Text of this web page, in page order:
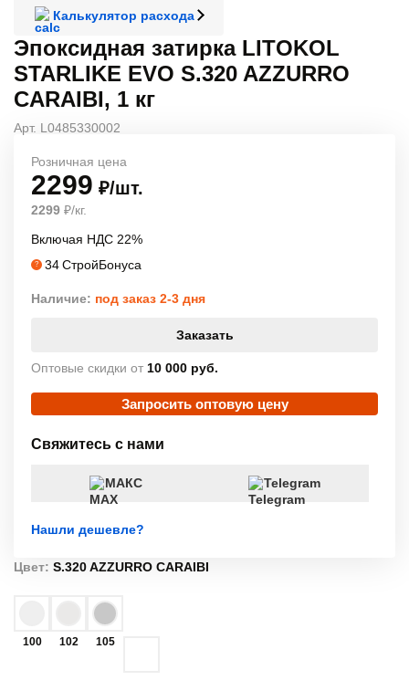
Эпоксидная затирка LITOKOL
STARLIKE EVO S.320 AZZURRO
CARAIBI, 1 кг
Арт. L0485330002
Цвет: S.320 AZZURRO CARAIBI
100 102 105
Калькулятор расхода
Розничная цена
2299 ₽/шт.
2299 ₽/кг.
Включая НДС 22%
? 34СтройБонуса
Наличие: под заказ 2-3 дня
Заказать
Оптовые скидки от 10 000 руб.
Запросить оптовую цену
Свяжитесь с нами
МАКС Telegram
Нашли дешевле?